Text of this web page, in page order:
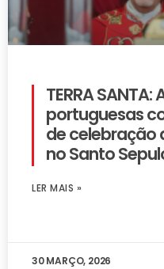
TERRA
portuguesas
de celebração
no Santo
LER MAIS »
30 MARÇO, 2026